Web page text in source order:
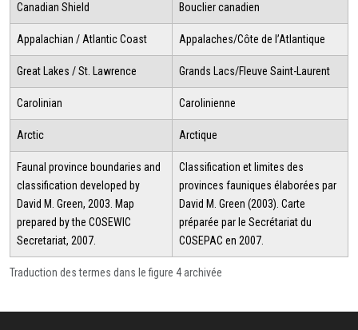
Traduction des termes dans le figure 4 archivée
Canadian Shield Bouclier canadien
Appalachian / Atlantic Coast Appalaches/Côte de l’Atlantique
Great Lakes / St. Lawrence Grands Lacs/Fleuve Saint-Laurent
Carolinian Carolinienne
Arctic Arctique
Faunal province boundaries and
classification developed by
David M. Green, 2003. Map
prepared by the COSEWIC
Secretariat, 2007.
Classification et limites des
provinces fauniques élaborées par
David M. Green (2003). Carte
préparée par le Secrétariat du
COSEPAC en 2007.